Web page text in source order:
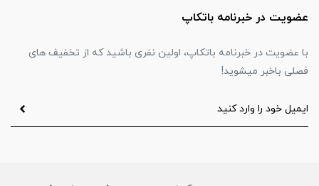
عضویت در خبرنامه باتکاپ
با عضویت در خبرنامه باتکاپ، اولین نفری باشید که از تخفیف های
فصلی باخبر میشوید!